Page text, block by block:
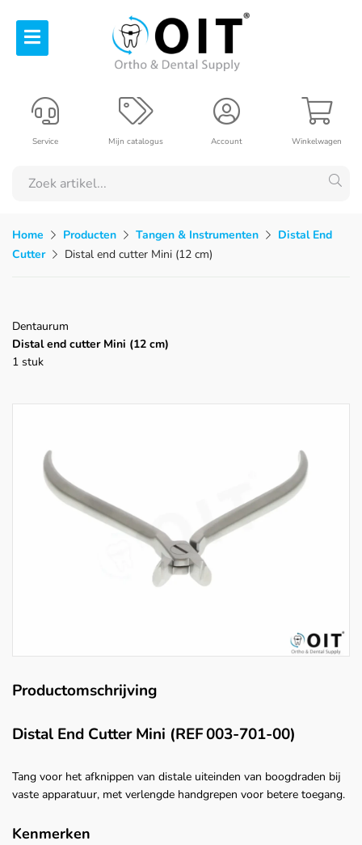
Winkelwagen
Account
Mijn catalogus
Service
Home Producten Tangen & Instrumenten
Distal End
Cutter
Distal end cutter Mini (12 cm)
Dentaurum
Distal end cutter Mini (12 cm)
1 stuk
Productomschrijving
Distal End Cutter Mini (REF 003‑701‑00)
Tang voor het afknippen van distale uiteinden van boogdraden bij
vaste apparatuur, met verlengde handgrepen voor betere toegang.
Kenmerken